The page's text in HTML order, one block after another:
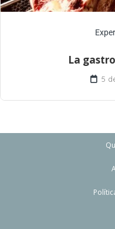
La
5